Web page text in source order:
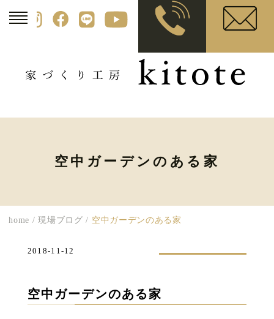
空中ガーデンのある家
home /現場ブログ / 空中ガーデンのある家
空中ガーデンのある家
2018-11-12